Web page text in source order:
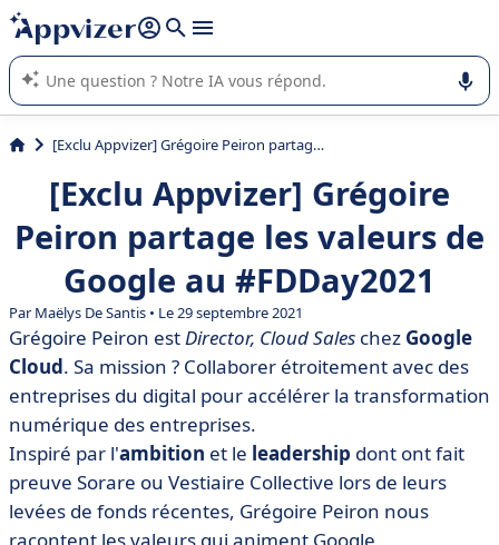
répondre (plusieurs lignes avec
L'IA de Appvizer vous guide dans l'utilisation ou la sélection de
logiciel SaaS en entreprise.
[Exclu Appvizer] Grégoire Peiron partage les valeurs de Google au #FDDay2021
[Exclu Appvizer] Grégoire
Peiron partage les valeurs de
Google au #FDDay2021
ParMaëlys De Santis • Le 29 septembre 2021
Grégoire Peiron estDirector, Cloud Sales chez Google
Cloud. Sa mission ? Collaborer étroitement avec des
entreprises du digital pour accélérer la transformation
numérique des entreprises.
Inspiré par l'ambition et le leadership dont ont fait
preuve Sorare ou Vestiaire Collective lors de leurs
levées de fonds récentes, Grégoire Peiron nous